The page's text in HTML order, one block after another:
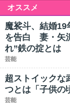
オススメ
魔裟斗、結婚19
を告白 妻・矢
れ”鉄の掟とは
芸能
超ストイックな
つとは「子供の
芸能